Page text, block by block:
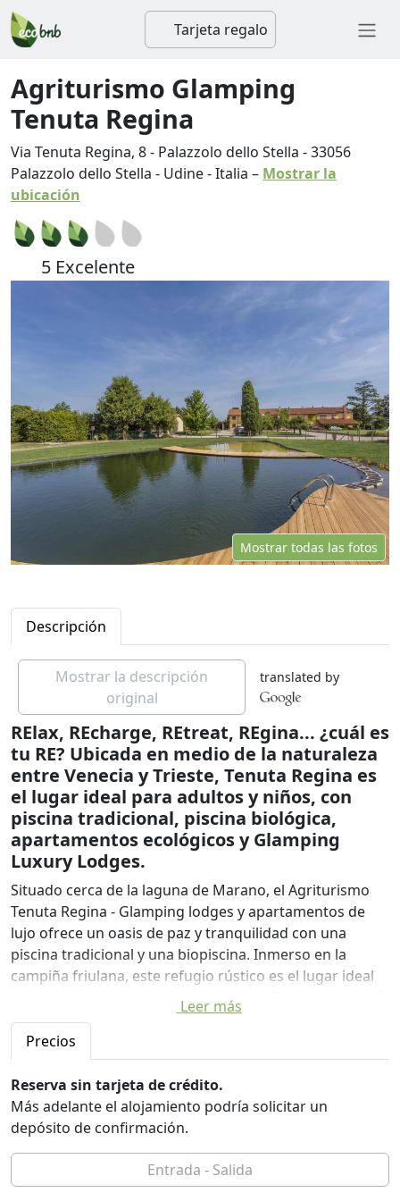
Tarjeta regalo
Agriturismo Glamping
Tenuta Regina
Via Tenuta Regina, 8 - Palazzolo dello Stella -33056
Palazzolo dello Stella - Udine-Italia – Mostrar la
ubicación
5 Excelente
Mostrar todas las fotos
Descripción
Mostrar la descripción
original
translated by
RElax, REcharge, REtreat, REgina... ¿cuál es
tu RE? Ubicada en medio de la naturaleza
entre Venecia y Trieste, Tenuta Regina es
el lugar ideal para adultos y niños, con
piscina tradicional, piscina biológica,
apartamentos ecológicos y Glamping
Luxury Lodges.
Situado cerca de la laguna de Marano, el Agriturismo
Tenuta Regina - Glamping lodges y apartamentos de
lujo ofrece un oasis de paz y tranquilidad con una
piscina tradicional y una biopiscina. Inmerso en la
campiña friulana, este refugio rústico es el lugar ideal
para unas vacaciones regeneradoras. El glamping aquí
es sinónimo de aventura, relajación y contacto con la
naturaleza, ofreciendo a los niños espacios abiertos
para jugar y a los padres la posibilidad de disfrutar de
un descanso sin estrés y lejos de las aglomeraciones.
Los apartamentos del Tenuta Regina, con sus techos
con vigas vistas y muebles tradicionales, ofrecen un
su paladar con un rico desayuno bajo petición, servido
directamente en su alojamiento en temporada alta.
Leer más
Precios
Reserva sin tarjeta de crédito.
Más adelante el alojamiento podría solicitar un
depósito de confirmación.